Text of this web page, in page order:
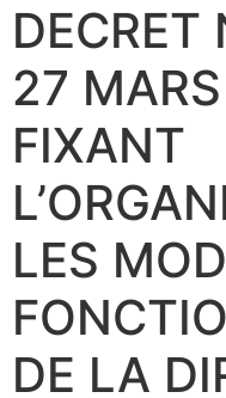
27
FIXANT
LES
DE LA